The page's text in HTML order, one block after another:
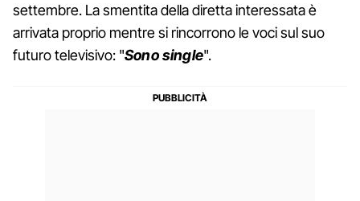
settembre. La smentita della diretta interessata è
arrivata proprio mentre si rincorrono le voci sul suo
futuro televisivo: "Sono single".